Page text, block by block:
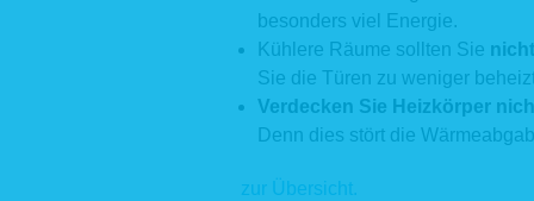
besonders viel Energie.
Kühlere Räume sollten Sie
Sie die Türen zu weniger
Verdecken Sie Heizkörper
Denn dies stört die
zur Übersicht.
ebenfalls
Aus